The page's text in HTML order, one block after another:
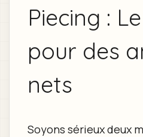
Piecing :
pour des
nets
Soyons sérieux deux